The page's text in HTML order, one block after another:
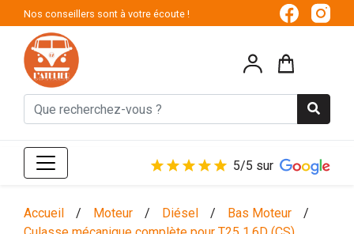
Nos conseillers sont à votre écoute !
5/5 sur
Accueil / Moteur / Diésel / Bas Moteur
/